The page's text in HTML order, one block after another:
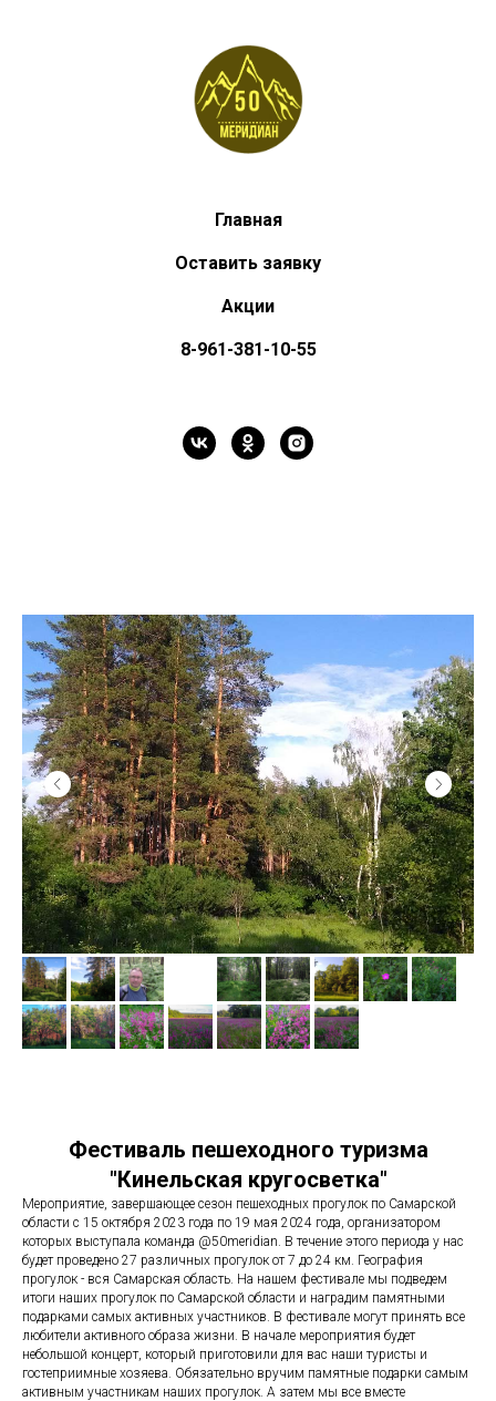
Главная
Оставить заявку
Акции
8-961-381-10-55
Фестиваль пешеходного туризма
"Кинельская кругосветка"
Мероприятие, завершающее сезон пешеходных прогулок по Самарской
области с 15 октября 2023 года по 19 мая 2024 года, организатором
которых выступала команда @50meridian. В течение этого периода у нас
будет проведено 27 различных прогулок от 7 до 24 км. География
прогулок - вся Самарская область. На нашем фестивале мы подведем
итоги наших прогулок по Самарской области и наградим памятными
подарками самых активных участников. В фестивале могут принять все
любители активного образа жизни. В начале мероприятия будет
небольшой концерт, который приготовили для вас наши туристы и
гостеприимные хозяева. Обязательно вручим памятные подарки самым
активным участникам наших прогулок. А затем мы все вместе